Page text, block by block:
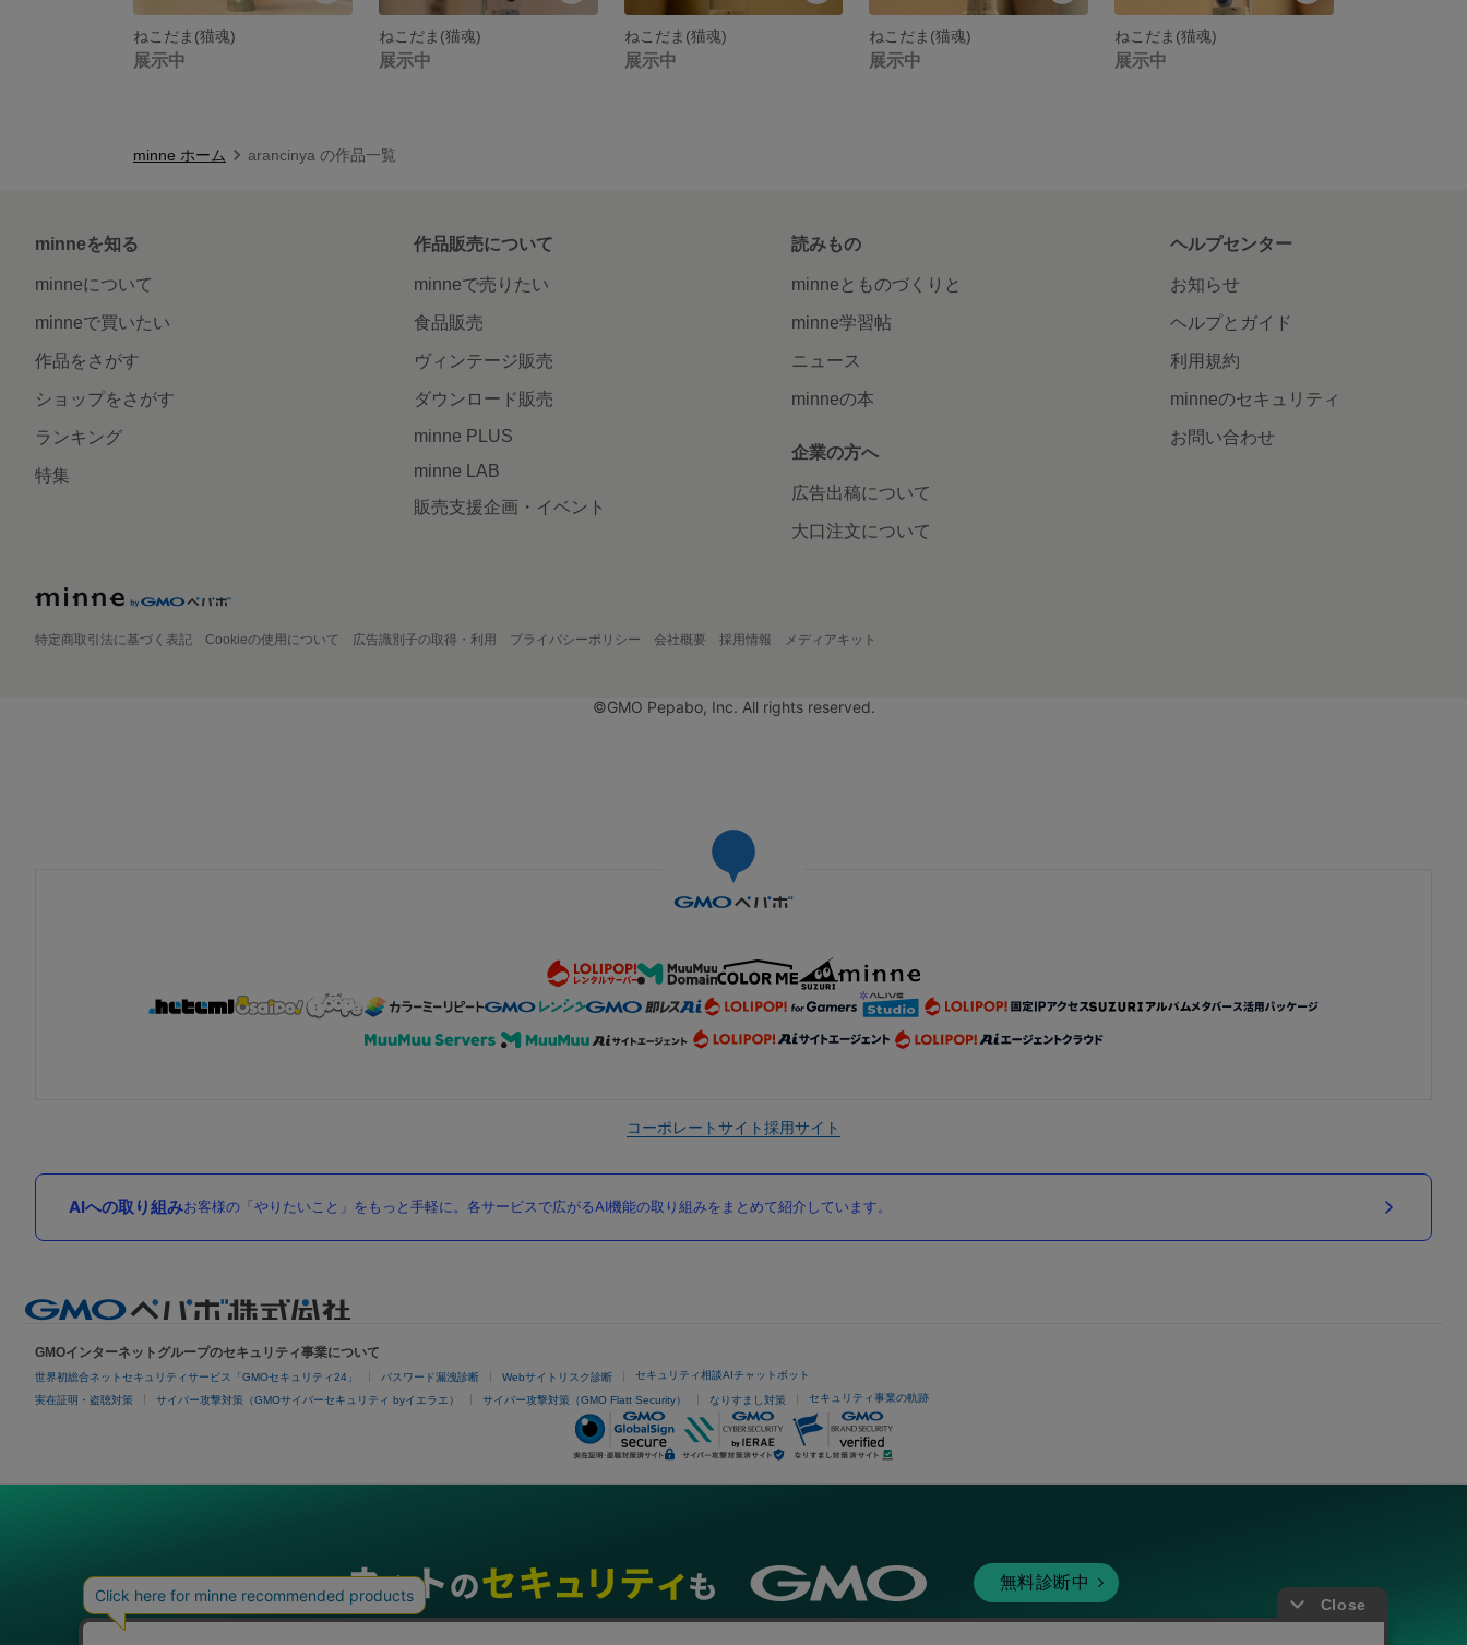
ねこだま(猫魂)
展示中
ねこだま(猫魂)
展示中
ねこだま(猫魂)
展示中
ねこだま(猫魂)
展示中
ねこだま(猫魂)
展示中
minne ホーム arancinya の作品一覧
minneを知る
minneについて
minneで買いたい
作品をさがす
ショップをさがす
ランキング
特集
作品販売について
minneで売りたい
食品販売
ヴィンテージ販売
ダウンロード販売
minne PLUS
minne LAB
販売支援企画・イベント
読みもの
minneとものづくりと
minne学習帖
ニュース
minneの本
企業の方へ
広告出稿について
大口注文について
ヘルプセンター
お知らせ
ヘルプとガイド
利用規約
minneのセキュリティ
お問い合わせ
特定商取引法に基づく表記 Cookieの使用について 広告識別子の取得・利用 プライバシーポリシー 会社概要 採用情報 メディアキット
©GMO Pepabo, Inc. All rights reserved.
コーポレートサイト採用サイト
AIへの取り組みお客様の「やりたいこと」をもっと手軽に。各サービスで広がるAI機能の取り組みをまとめて紹介しています。
GMOインターネットグループのセキュリティ事業について
世界初総合ネットセキュリティサービス「GMOセキュリティ24」 パスワード漏洩診断 Webサイトリスク診断 セキュリティ相談AIチャットボット
実在証明・盗聴対策 サイバー攻撃対策（GMOサイバーセキュリティ byイエラエ） サイバー攻撃対策（GMO Flatt Security） なりすまし対策 セキュリティ事業の軌跡
無料診断中